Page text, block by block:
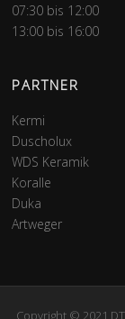
07:30 bis 12:00
13:00 bis 16:00
PARTNER
Kermi
Duscholux
WDS Keramik
Koralle
Duka
Artweger
Copyright © 2021